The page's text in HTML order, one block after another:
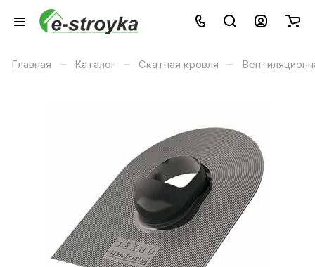
Главная – Каталог – Скатная кровля –